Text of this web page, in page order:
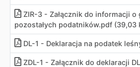
ZIR-3 - Załącznik do informacji
pozostałych podatników.pdf (39,03
DL-1 - Deklaracja na podatek
ZDL-1 - Załącznik do deklaracji